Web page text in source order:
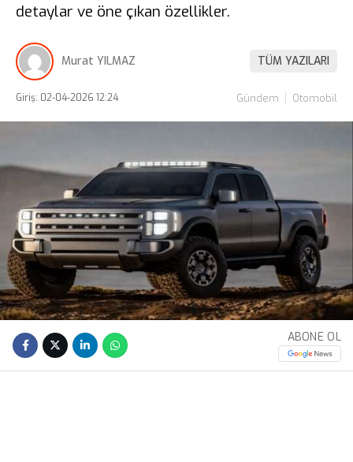
detaylar ve öne çıkan özellikler.
Murat YILMAZ TÜM YAZILARI
Giriş: 02-04-2026 12:24 Gündem Otomobil
ABONE OL